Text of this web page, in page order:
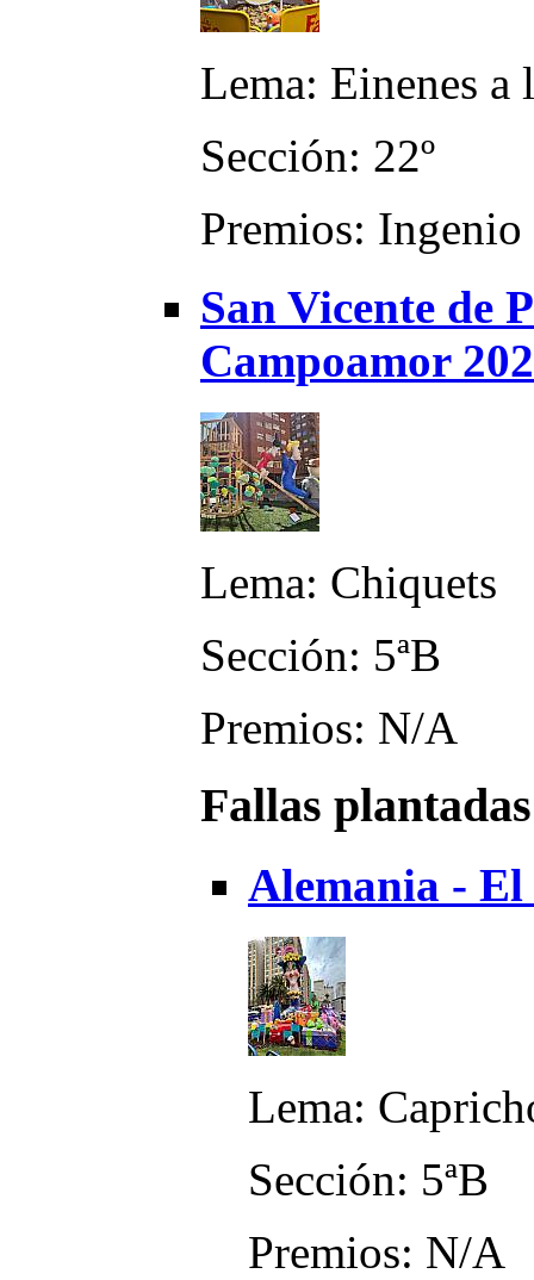
Lema: Einenes a
Sección: 22º
Premios: Ingenio
San Vicente de
Campoamor
Lema: Chiquets
Sección: 5ªB
Premios: N/A
Fallas
Alemania -
Lema:
Sección: 5ªB
Premios: N/A